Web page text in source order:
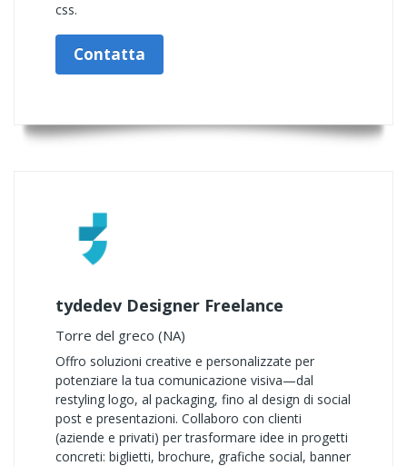
css.
Contatta
tydedev Designer Freelance
Torre del greco (NA)
Offro soluzioni creative e personalizzate per
potenziare la tua comunicazione visiva—dal
restyling logo, al packaging, fino al design di social
post e presentazioni. Collaboro con clienti
(aziende e privati) per trasformare idee in progetti
concreti: biglietti, brochure, grafiche social, banner